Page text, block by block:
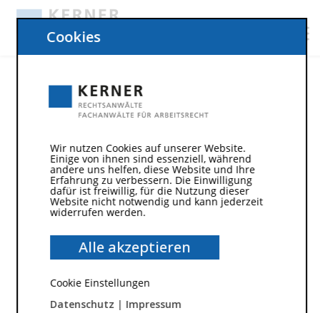
15. März 2021
Wenn der Arbeitgeber für die
Impfung „zahlen“ will…
Cookies
Wir nutzen Cookies auf unserer Website.
Einige von ihnen sind essenziell, während
andere uns helfen, diese Website und Ihre
Erfahrung zu verbessern. Die Einwilligung
dafür ist freiwillig, für die Nutzung dieser
Website nicht notwendig und kann jederzeit
widerrufen werden.
Alle akzeptieren
Cookie Einstellungen
Datenschutz| Impressum